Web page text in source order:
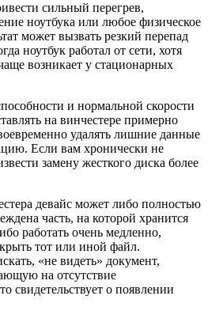
сильный перегрев,
ноутбука или любое физическое
может вызвать резкий перепад
ноутбук работал от сети, хотя
возникает у стационарных
и нормальной скорости
на винчестере примерно
удалять лишние данные
Если вам хронически не
замену жесткого диска более
девайс может либо полностью
часть, на которой хранится
работать очень медленно,
тот или иной файл.
«не видеть» документ,
на отсутствие
свидетельствует о появлении